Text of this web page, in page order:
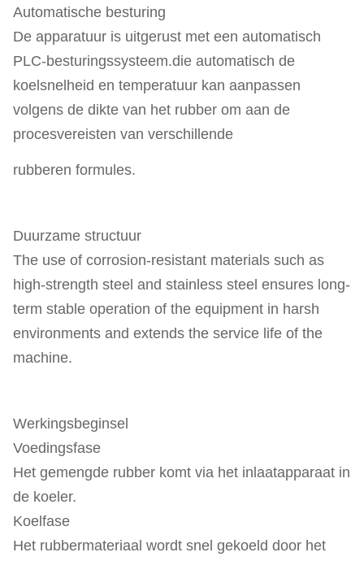
Automatische besturing
De apparatuur is uitgerust met een automatisch
PLC-besturingssysteem.die automatisch de
koelsnelheid en temperatuur kan aanpassen
volgens de dikte van het rubber om aan de
procesvereisten van verschillende
rubberen formules.
Duurzame structuur
The use of corrosion-resistant materials such as
high-strength steel and stainless steel ensures long-
term stable operation of the equipment in harsh
environments and extends the service life of the
machine.
Werkingsbeginsel
Voedingsfase
Het gemengde rubber komt via het inlaatapparaat in
de koeler.
Koelfase
Het rubbermateriaal wordt snel gekoeld door het